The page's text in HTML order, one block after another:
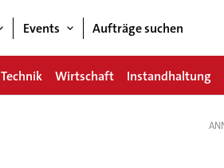
Events Aufträge suchen
Technik Wirtschaft Instandhaltung